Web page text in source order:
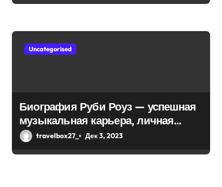
Uncategorised
Биография Руби Роуз — успешная
музыкальная карьера, личная
жизнь и знаковые достижения
travelbox27_ Дек 3, 2023